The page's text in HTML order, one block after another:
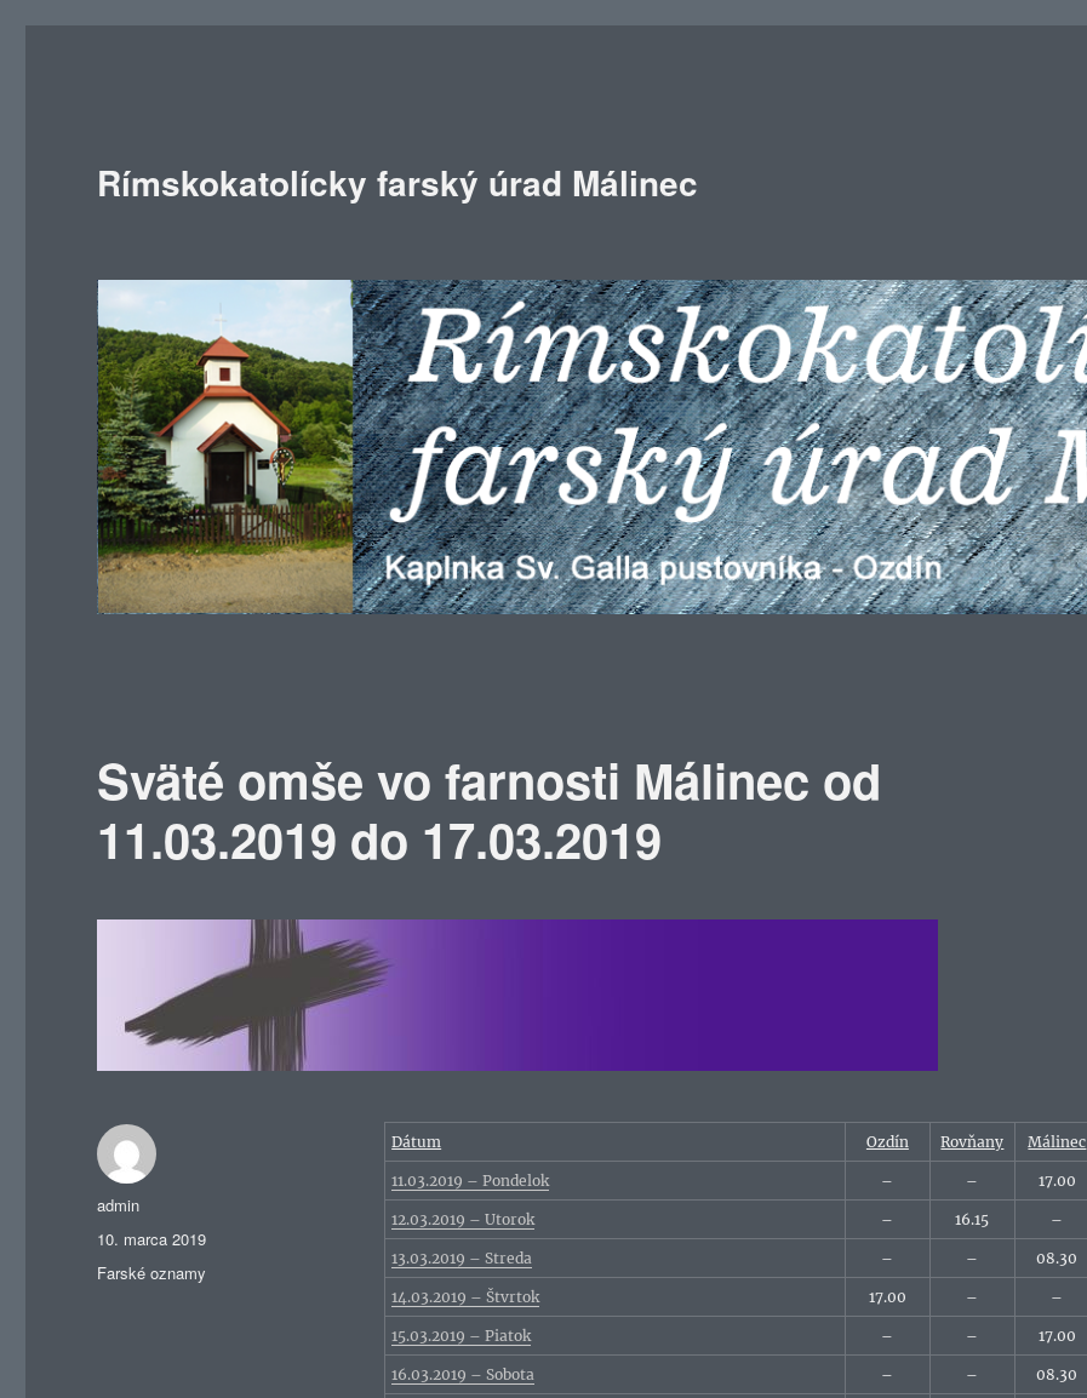
Rímskokatolícky farský úrad Málinec
Sväté omše vo farnosti Málinec od
11.03.2019 do 17.03.2019
Dátum Ozdín Rovňany Málinec
11.03.2019 – Pondelok – – 17.00
12.03.2019 – Utorok – 16.15 –
13.03.2019 – Streda – – 08.30
14.03.2019 – Štvrtok 17.00 – –
15.03.2019 – Piatok – – 17.00
16.03.2019 – Sobota – – 08.30
Autor
admin
Publikované
10. marca 2019
Kategórie
Farské oznamy